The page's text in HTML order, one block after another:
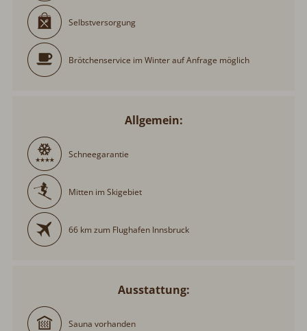
Selbstversorgung
Brötchenservice im Winter auf Anfrage möglich
Allgemein:
Schneegarantie
Mitten im Skigebiet
66 km zum Flughafen Innsbruck
Ausstattung:
Sauna vorhanden